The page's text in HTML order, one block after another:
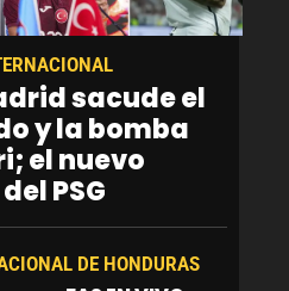
sacude el
y la bomba
el nuevo
PSG
DE HONDURAS